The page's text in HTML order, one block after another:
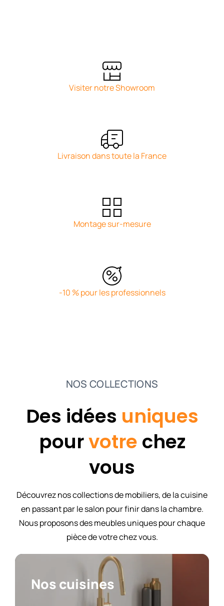
Visiter notre Showroom
Livraison dans toute la France
Montage sur-mesure
-10 % pour les professionnels
NOS COLLECTIONS
Des idées uniques
pourvotre chez
vous
Découvrez nos collections de mobiliers, de la cuisine
en passant par le salon pour finir dans la chambre.
Nous proposons des meubles uniques pour chaque
pièce de votre chez vous.
Nos cuisines